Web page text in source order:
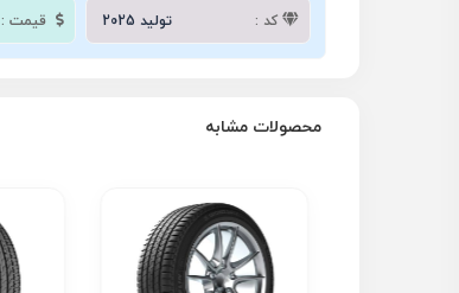
کد : تولید 2025 قیمت :
محصولات مشابه